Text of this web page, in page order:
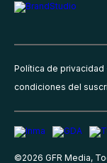
Política de privacidad
condiciones del
©2026 GFR Media,